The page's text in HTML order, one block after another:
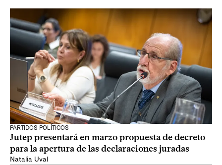
PARTIDOS POLÍTICOS
Jutep presentará en marzo propuesta de decreto
para la apertura de las declaraciones juradas
Natalia Uval